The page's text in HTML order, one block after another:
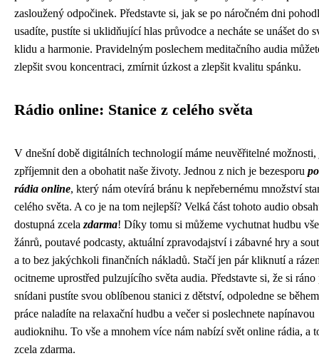
zasloužený odpočinek. Představte si, jak se po náročném dni
usadíte, pustíte si uklidňující hlas průvodce a necháte se unášet do
klidu a harmonie. Pravidelným poslechem meditačního audia
zlepšit svou koncentraci, zmírnit úzkost a zlepšit kvalitu spánku.
Rádio online: Stanice z celého světa
V dnešní době digitálních technologií máme neuvěřitelné možnosti,
zpříjemnit den a obohatit naše životy. Jednou z nich je bezesporu
rádia online, který nám otevírá bránu k nepřebernému množství
celého světa. A co je na tom nejlepší? Velká část tohoto audio
dostupná zcela zdarma! Díky tomu si můžeme vychutnat hudbu
žánrů, poutavé podcasty, aktuální zpravodajství i zábavné hry a
a to bez jakýchkoli finančních nákladů. Stačí jen pár kliknutí a
ocitneme uprostřed pulzujícího světa audia. Představte si, že si ráno
snídani pustíte svou oblíbenou stanici z dětství, odpoledne se během
práce naladíte na relaxační hudbu a večer si poslechnete napínavou
audioknihu. To vše a mnohem více nám nabízí svět online rádia, a
zcela zdarma.